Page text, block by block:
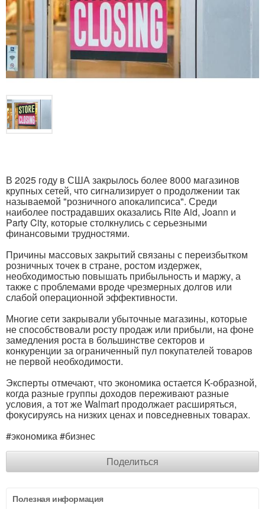
В 2025 году в США закрылось более 8000 магазинов
крупных сетей, что сигнализирует о продолжении так
называемой "розничного апокалипсиса". Среди
наиболее пострадавших оказались Rite Aid, Joann и
Party City, которые столкнулись с серьезными
финансовыми трудностями.
Причины массовых закрытий связаны с переизбытком
розничных точек в стране, ростом издержек,
необходимостью повышать прибыльность и маржу, а
также с проблемами вроде чрезмерных долгов или
слабой операционной эффективности.
Многие сети закрывали убыточные магазины, которые
не способствовали росту продаж или прибыли, на фоне
замедления роста в большинстве секторов и
конкуренции за ограниченный пул покупателей товаров
не первой необходимости.
Эксперты отмечают, что экономика остается K-образной,
когда разные группы доходов переживают разные
условия, а тот же Walmart продолжает расширяться,
фокусируясь на низких ценах и повседневных товарах.
#экономика #бизнес
Поделиться
Полезная информация